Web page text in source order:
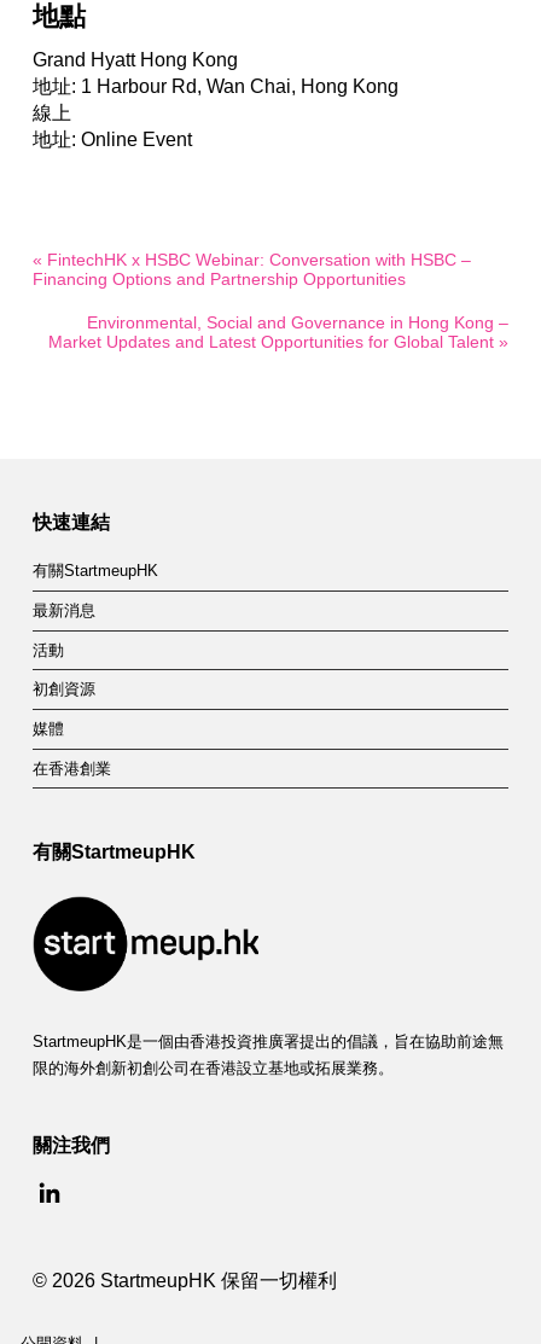
地點
Grand Hyatt Hong Kong
地址: 1 Harbour Rd, Wan Chai, Hong Kong
線上
地址: Online Event
« FintechHK x HSBC Webinar: Conversation with HSBC –
Financing Options and Partnership Opportunities
Environmental, Social and Governance in Hong Kong –
Market Updates and Latest Opportunities for Global Talent »
快速連結
有關StartmeupHK
最新消息
活動
初創資源
媒體
在香港創業
有關StartmeupHK
StartmeupHK是一個由香港投資推廣署提出的倡議，旨在協助前途無
限的海外創新初創公司在香港設立基地或拓展業務。
關注我們
© 2026 StartmeupHK 保留一切權利